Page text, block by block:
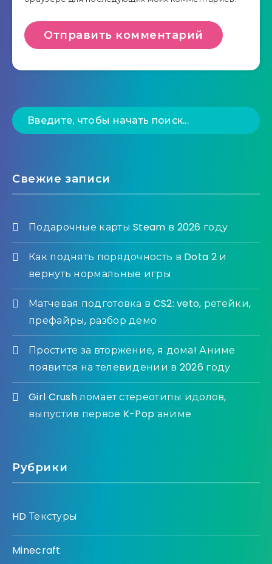
Свежие записи
Подарочные карты Steam в 2026 году
Как поднять порядочность в Dota 2 и
вернуть нормальные игры
Матчевая подготовка в CS2: veto, ретейки,
префайры, разбор демо
Простите за вторжение, я дома! Аниме
появится на телевидении в 2026 году
Girl Crush ломает стереотипы идолов,
выпустив первое K-Pop аниме
Рубрики
HD Текстуры
Minecraft